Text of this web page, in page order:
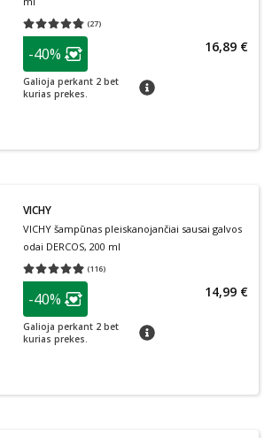
(27)
Vidutinis įvertinimas 4.74
patarimas
Lojalumo klubo narių nuolaida
-40%
Galioja perkant 2 bet
kurias prekes.
patarimas
16,89 €
VICHY
VICHY šampūnas pleiskanojančiai sausai galvos
odai DERCOS, 200 ml
(116)
Vidutinis įvertinimas 4.90
patarimas
Lojalumo klubo narių nuolaida
-40%
Galioja perkant 2 bet
kurias prekes.
patarimas
14,99 €